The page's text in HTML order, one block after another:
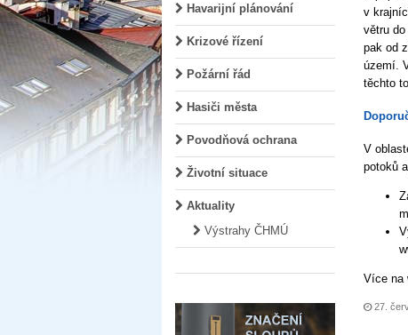
Havarijní plánování
Krizové řízení
Požární řád
Hasiči města
Povodňová ochrana
Životní situace
Aktuality
Výstrahy ČHMÚ
v
větru
pak od
území.
těchto
V
potoků
Více na
27.